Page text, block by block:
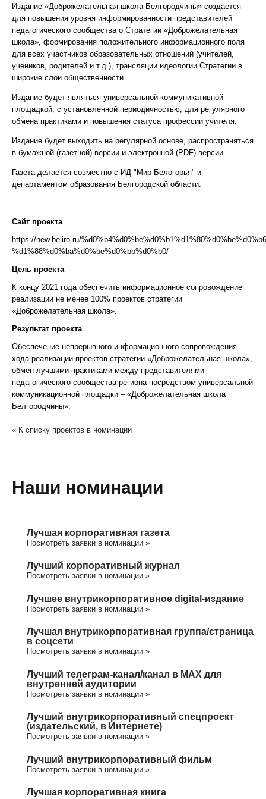
Издание «Доброжелательная школа Белгородчины» создается
для повышения уровня информированности представителей
педагогического сообщества о Стратегии «Доброжелательная
школа», формирования положительного информационного поля
для всех участников образовательных отношений (учителей,
учеников, родителей и т.д.), трансляции идеологии Стратегии в
широкие слои общественности.
Издание будет являться универсальной коммуникативной
площадкой, с установленной периодичностью, для регулярного
обмена практиками и повышения статуса профессии учителя.
Издание будет выходить на регулярной основе, распространяться
в бумажной (газетной) версии и электронной (PDF) версии.
Газета делается совместно с ИД "Мир Белогорья" и
департаментом образования Белгородской области.
Сайт проекта
https://new.beliro.ru/
%d1%88%d0%ba%d0%be%d0%bb%d0%b0/
Цель проекта
К концу 2021 года обеспечить информационное сопровождение
реализации не менее 100% проектов стратегии
«Доброжелательная школа».
Результат проекта
Обеспечение непрерывного информационного сопровождения
хода реализации проектов стратегии «Доброжелательная школа»,
обмен лучшими практиками между представителями
педагогического сообщества региона посредством универсальной
коммуникационной площадки – «Доброжелательная школа
Белгородчины».
« К списку проектов в номинации
Наши номинации
Лучшая корпоративная газета
Посмотреть заявки в номинации »
Лучший корпоративный журнал
Посмотреть заявки в номинации »
Лучшее внутрикорпоративное digital-издание
Посмотреть заявки в номинации »
Лучшая внутрикорпоративная группа/cтраница
в соцсети
Посмотреть заявки в номинации »
Лучший телеграм-канал/канал в МАХ для
внутренней аудитории
Посмотреть заявки в номинации »
Лучший внутрикорпоративный спецпроект
(издательский, в Интернете)
Посмотреть заявки в номинации »
Лучший внутрикорпоративный фильм
Посмотреть заявки в номинации »
Лучшая корпоративная книга